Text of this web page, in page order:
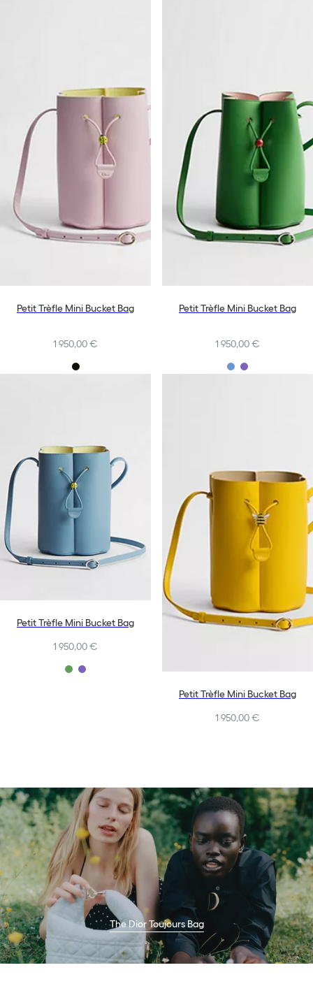
Petit Trèfle Mini Bucket Bag
1 950,00 €
Petit Trèfle Mini Bucket Bag
1 950,00 €
Petit Trèfle Mini Bucket Bag
1 950,00 €
Petit Trèfle Mini Bucket Bag
1 950,00 €
The Dior Toujours Bag